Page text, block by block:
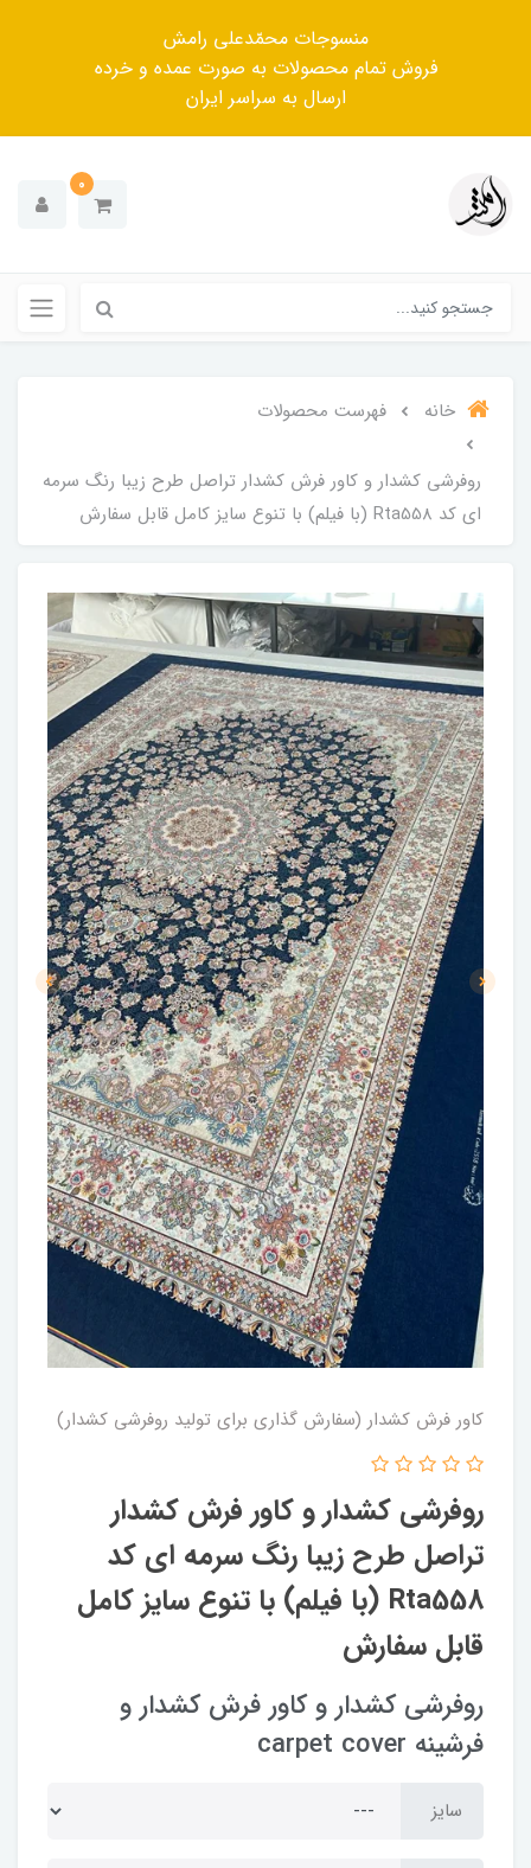
منسوجات محمّدعلی رامش
فروش تمام محصولات به صورت عمده و خرده
ارسال به سراسر ایران
0
خانه فهرست محصولات
روفرشی کشدار و کاور فرش کشدار تراصل طرح زیبا رنگ سرمه
ای کد Rta558 (با فیلم) با تنوع سایز کامل قابل سفارش
کاور فرش کشدار (سفارش گذاری برای تولید روفرشی کشدار)
روفرشی کشدار و کاور فرش کشدار
تراصل طرح زیبا رنگ سرمه ای کد
Rta558 (با فیلم) با تنوع سایز کامل
قابل سفارش
روفرشی کشدار و کاور فرش کشدار و
فرشینه carpet cover
سایز